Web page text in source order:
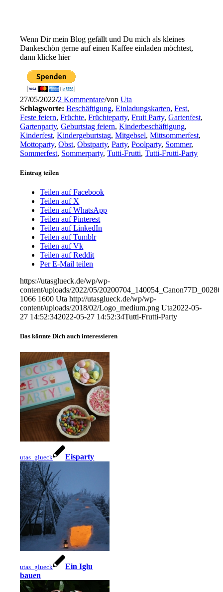
Wenn Dir mein Blog gefällt und Du mich als kleines
Dankeschön gerne auf einen Kaffee einladen möchtest,
dann klicke hier
27/05/2022/2 Kommentare/vonUta
Schlagworte: Beschäftigung,Einladungskarten,Fest,
Feste feiern,Früchte,Früchteparty,Fruit Party,Gartenfest,
Gartenparty,Geburtstag feiern,Kinderbeschäftigung,
Kinderfest,Kindergeburtstag,Mitgebsel,Mittsommerfest,
Mottoparty,Obst,Obstparty,Party,Poolparty, Sommer,
Sommerfest, Sommerparty,Tutti-Frutti,Tutti-Frutti-Party
Eintrag teilen
Teilen auf Facebook
Teilen auf X
Teilen auf WhatsApp
Teilen auf Pinterest
Teilen auf LinkedIn
Teilen auf Tumblr
Teilen auf Vk
Teilen auf Reddit
Per E-Mail teilen
https://utasglueck.de/wp/wp-
content/uploads/2022/05/
1066 1600 Uta http://utasglueck.de/wp/wp-
content/uploads/2018/02/Logo_medium.png Uta2022-05-
27 14:52:342022-05-27 14:52:34Tutti-Frutti-Party
Das könnte Dich auch interessieren
utas_glueck Eisparty
utas_glueck
Ein Iglu
bauen